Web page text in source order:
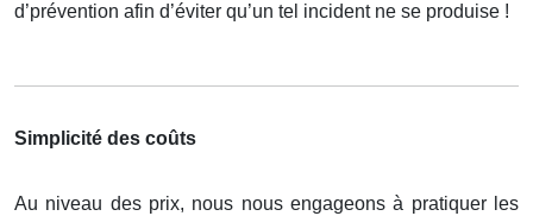
d’prévention afin d’éviter qu’un tel incident ne se produise !
Simplicité des coûts
Au niveau des prix, nous nous engageons à pratiquer les